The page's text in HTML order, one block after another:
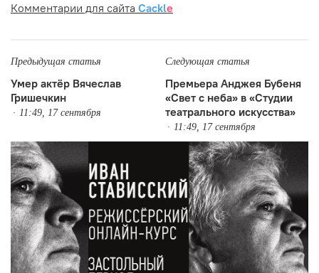
Комментарии для сайта Cackle
Предыдущая статья
Умер актёр Вячеслав
Гришечкин
11:49, 17 сентября
Следующая статья
Премьера Анджея Бубеня
«Свет с неба» в «Студии
театрального искусства»
11:49, 17 сентября